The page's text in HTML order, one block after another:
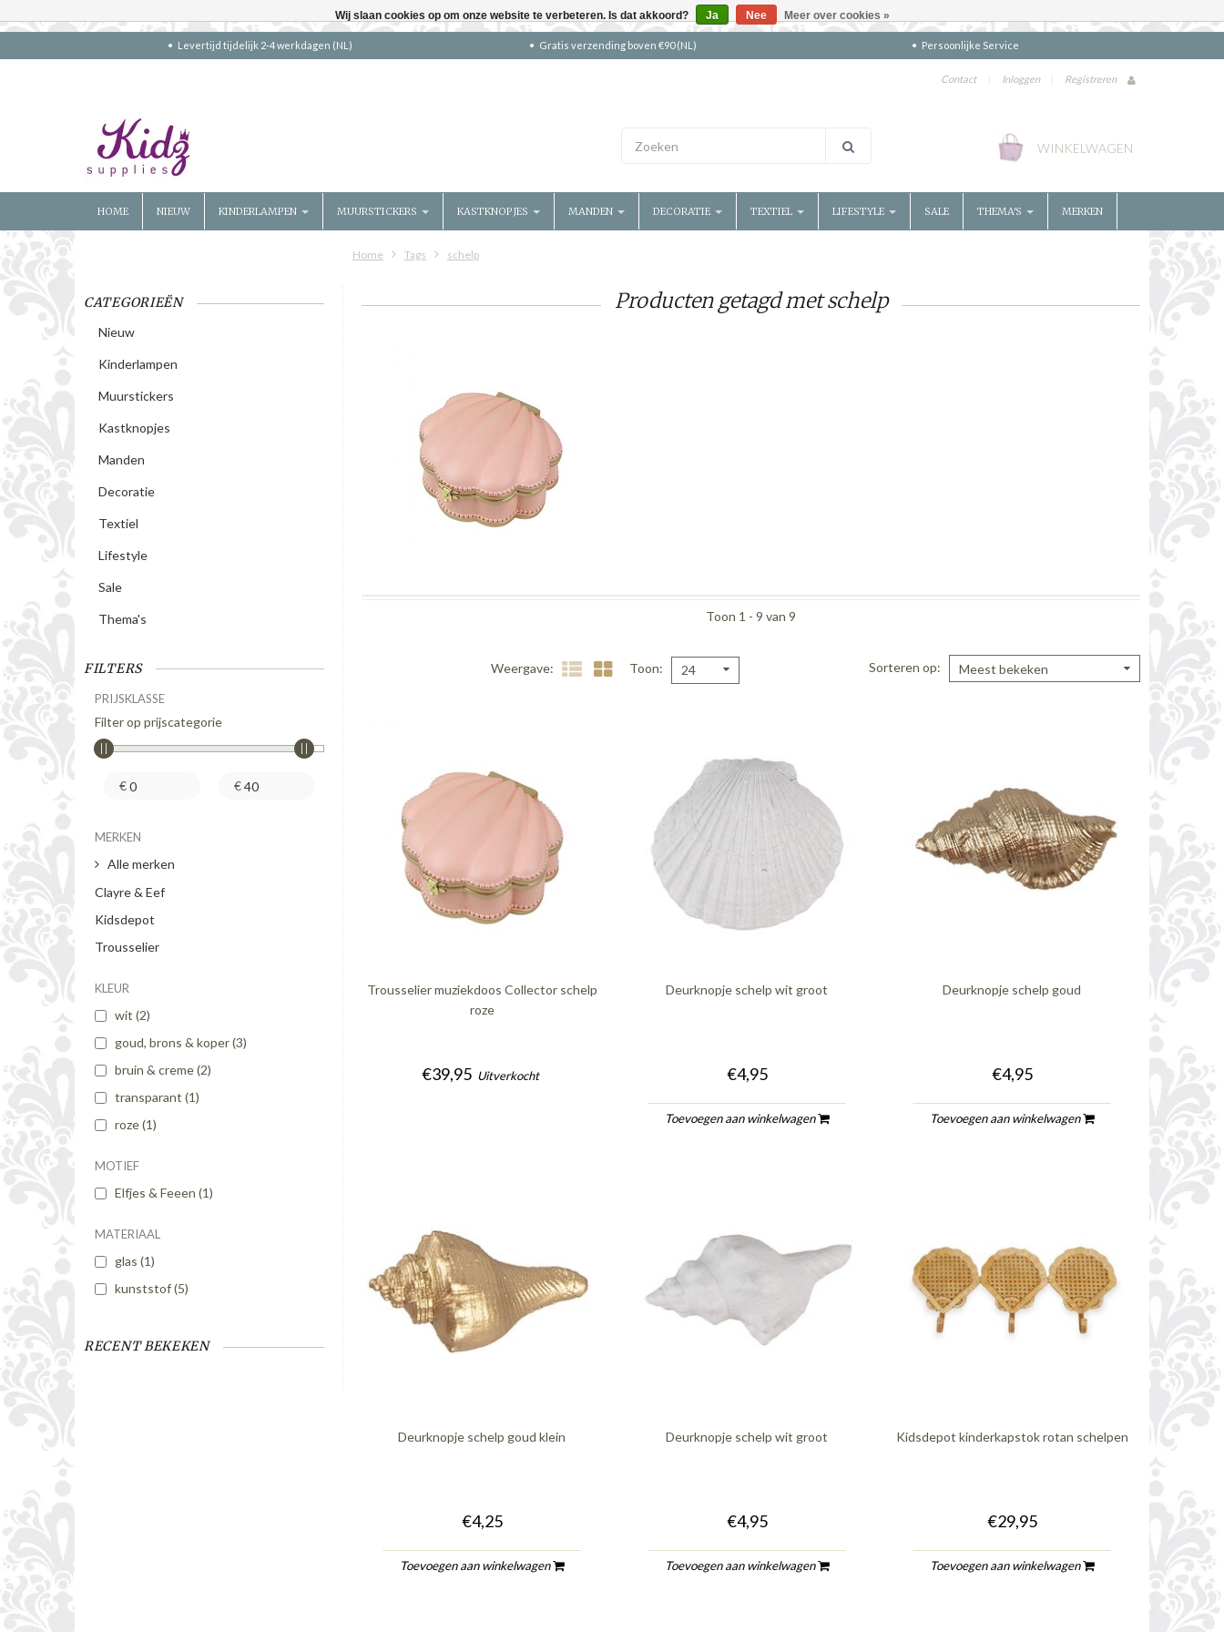
Levertijd tijdelijk 2-4 werkdagen (NL) Gratis verzending boven €90 (NL) Persoonlijke Service
Contact | Inloggen | Registreren
WINKELWAGEN
HOME NIEUW KINDERLAMPEN MUURSTICKERS KASTKNOPJES MANDEN DECORATIE TEXTIEL LIFESTYLE SALE THEMA'S MERKEN
Home Tags schelp
CATEGORIEËN
Nieuw
Kinderlampen
Muurstickers
Kastknopjes
Manden
Decoratie
Textiel
Lifestyle
Sale
Thema's
FILTERS
PRIJSKLASSE
Filter op prijscategorie
€ €
MERKEN
Alle merken
Clayre & Eef
Kidsdepot
Trousselier
KLEUR
wit (2)
goud, brons & koper(3)
bruin & creme(2)
transparant (1)
roze(1)
MOTIEF
Elfjes & Feeen (1)
MATERIAAL
glas (1)
kunststof(5)
RECENT BEKEKEN
Producten getagd met schelp
Toon 1 - 9 van 9
Weergave Toon 24 Sorteren op Meest bekeken
Trousselier muziekdoos Collector schelp
roze
€39,95 Uitverkocht
Deurknopje schelp wit groot
€4,95
Toevoegen aan winkelwagen
Deurknopje schelp goud
€4,95
Toevoegen aan winkelwagen
Deurknopje schelp goud klein
€4,25
Toevoegen aan winkelwagen
Deurknopje schelp wit groot
€4,95
Toevoegen aan winkelwagen
Kidsdepot kinderkapstok rotan schelpen
€29,95
Toevoegen aan winkelwagen
Wij slaan cookies op om onze website te verbeteren. Is dat akkoord? Ja Nee Meer over cookies »